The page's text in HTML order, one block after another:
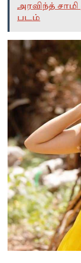
அரவிந்த் சாமி
படம்